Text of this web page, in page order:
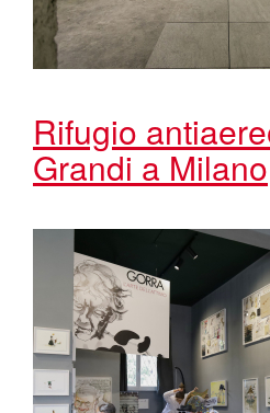
Rifugio
Grandi a Milano